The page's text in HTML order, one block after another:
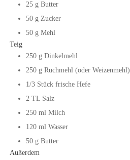
25 g Butter
50 g Zucker
50 g Mehl
Teig
250 g Dinkelmehl
250 g Ruchmehl (oder Weizenmehl)
1/3 Stück frische Hefe
2 TL Salz
250 ml Milch
120 ml Wasser
50 g Butter
Außerdem